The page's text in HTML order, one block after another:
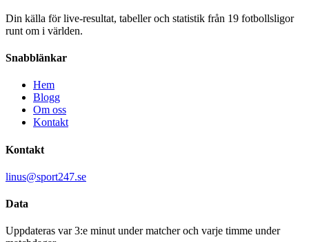
Din källa för live-resultat, tabeller och statistik från 19 fotbollsligor
runt om i världen.
Snabblänkar
Hem
Blogg
Om oss
Kontakt
Kontakt
linus@sport247.se
Data
Uppdateras var 3:e minut under matcher och varje timme under